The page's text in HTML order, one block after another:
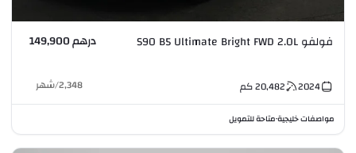
فولفو S90 B5 Ultimate Bright FWD 2.0L درهم 149,900
2024
20,482كم 2,348
/شهر
مواصفات خليجية•متاحة للتمويل